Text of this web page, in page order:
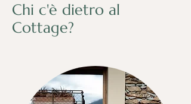
Chi c'è dietro al
Cottage?